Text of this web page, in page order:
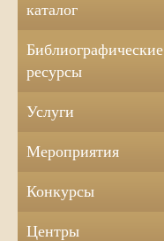
каталог
Библиографические
ресурсы
Услуги
Мероприятия
Конкурсы
Центры